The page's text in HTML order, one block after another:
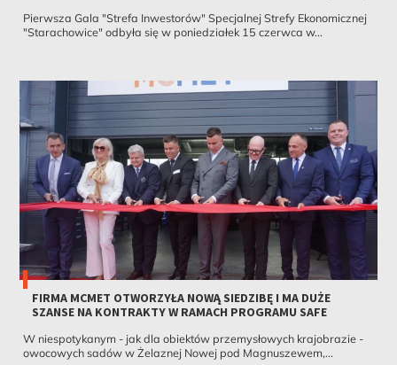
Pierwsza Gala "Strefa Inwestorów" Specjalnej Strefy Ekonomicznej
"Starachowice" odbyła się w poniedziałek 15 czerwca w...
FIRMA MCMET OTWORZYŁA NOWĄ SIEDZIBĘ I MA DUŻE
SZANSE NA KONTRAKTY W RAMACH PROGRAMU SAFE
W niespotykanym - jak dla obiektów przemysłowych krajobrazie -
owocowych sadów w Żelaznej Nowej pod Magnuszewem,...